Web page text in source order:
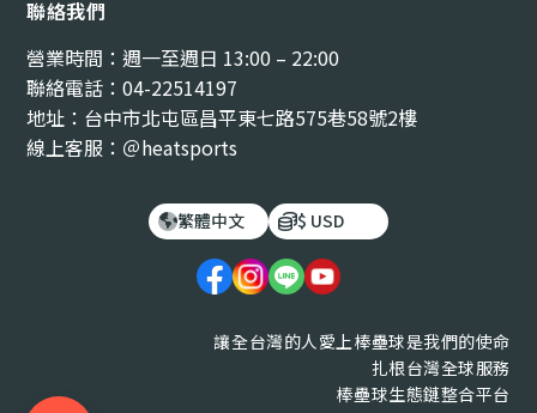
聯絡我們
營業時間：週一至週日 13:00 – 22:00
聯絡電話：04-22514197
地址：台中市北屯區昌平東七路575巷58號2樓
線上客服：＠heatsports
繁體中文 $ USD
讓全台灣的人愛上棒壘球是我們的使命
扎根台灣全球服務
棒壘球生態鏈整合平台